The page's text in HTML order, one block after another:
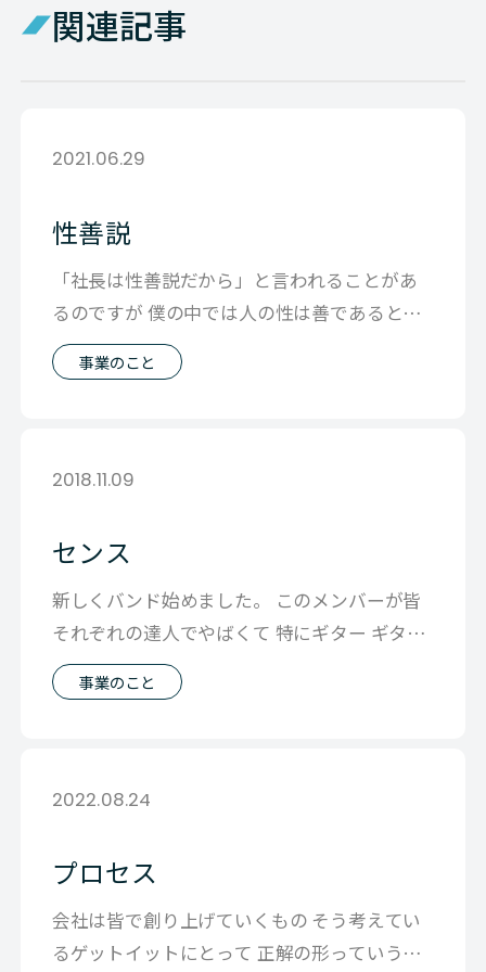
関連記事
2021.06.29
性善説
「社長は性善説だから」と言われることがあ
るのですが 僕の中では人の性は善であるとい
う確固とした信念があるわけでもなく 合
事業のこと
2018.11.09
センス
新しくバンド始めました。 このメンバーが皆
それぞれの達人でやばくて 特にギター ギター
の音がいい 良すぎる とにかくめ
事業のこと
2022.08.24
プロセス
会社は皆で創り上げていくもの そう考えてい
るゲットイットにとって 正解の形っていうの